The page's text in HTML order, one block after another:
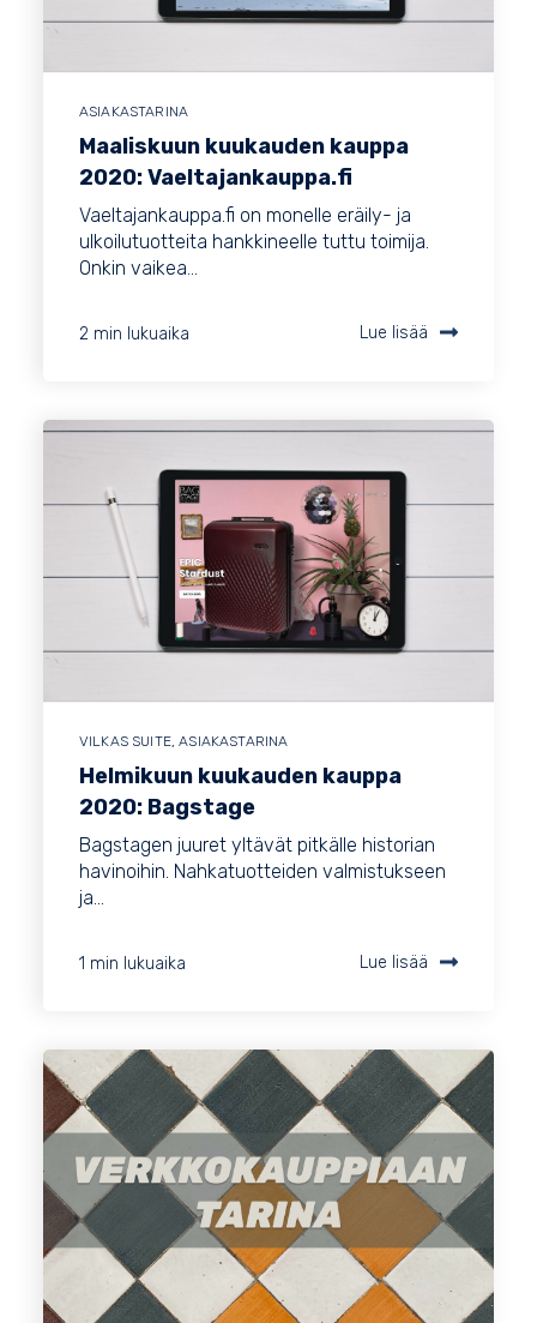
ASIAKASTARINA
Maaliskuun kuukauden kauppa
2020: Vaeltajankauppa.fi
Vaeltajankauppa.fi on monelle eräily- ja
ulkoilutuotteita hankkineelle tuttu toimija.
Onkin vaikea...
2 min lukuaika Lue lisää
VILKAS SUITE,ASIAKASTARINA
Helmikuun kuukauden kauppa
2020: Bagstage
Bagstagen juuret yltävät pitkälle historian
havinoihin. Nahkatuotteiden valmistukseen
ja...
1 min lukuaika Lue lisää